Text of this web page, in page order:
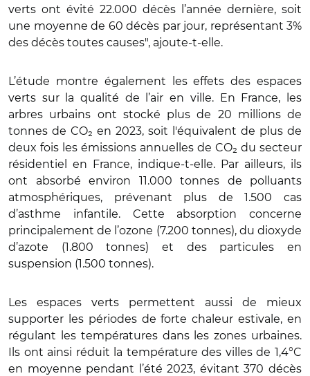
verts ont évité 22.000 décès l’année dernière, soit
une moyenne de 60 décès par jour, représentant 3%
des décès toutes causes", ajoute-t-elle.
L’étude montre également les effets des espaces
verts sur la qualité de l’air en ville. En France, les
arbres urbains ont stocké plus de 20 millions de
tonnes de CO₂ en 2023, soit l'équivalent de plus de
deux fois les émissions annuelles de CO₂ du secteur
résidentiel en France, indique-t-elle. Par ailleurs, ils
ont absorbé environ 11.000 tonnes de polluants
atmosphériques, prévenant plus de 1.500 cas
d’asthme infantile. Cette absorption concerne
principalement de l’ozone (7.200 tonnes), du dioxyde
d’azote (1.800 tonnes) et des particules en
suspension (1.500 tonnes).
Les espaces verts permettent aussi de mieux
supporter les périodes de forte chaleur estivale, en
régulant les températures dans les zones urbaines.
Ils ont ainsi réduit la température des villes de 1,4°C
en moyenne pendant l’été 2023, évitant 370 décès